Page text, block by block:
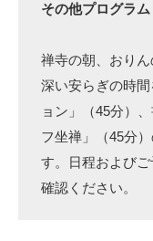
その他プログラム
禅寺の朝、おり
深い安らぎの時
ョン」（45分）
フ坐禅」（45分
す。日程および
確認ください。